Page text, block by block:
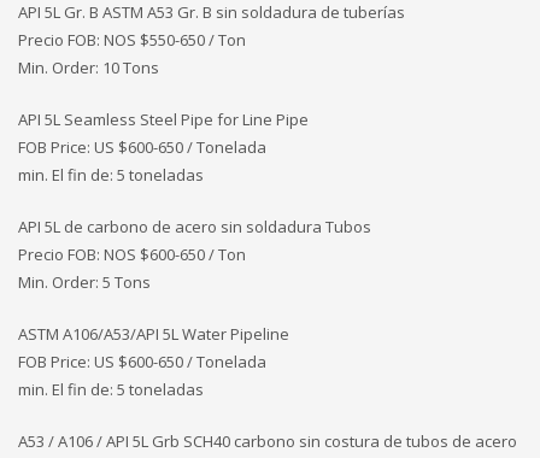
API 5L Gr. B ASTM A53 Gr. B sin soldadura de tuberías
Precio FOB: NOS $550-650 / Ton
Min. Order: 10 Tons
API 5L Seamless Steel Pipe for Line Pipe
FOB Price: US $600-650 / Tonelada
min. El fin de: 5 toneladas
API 5L de carbono de acero sin soldadura Tubos
Precio FOB: NOS $600-650 / Ton
Min. Order: 5 Tons
ASTM A106/A53/API 5L Water Pipeline
FOB Price: US $600-650 / Tonelada
min. El fin de: 5 toneladas
A53 / A106 / API 5L Grb SCH40 carbono sin costura de tubos de acero